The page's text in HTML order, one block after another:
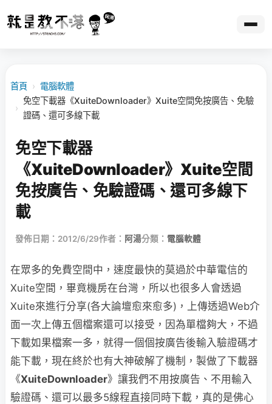
首頁 › 電腦軟體
›
免空下載器《XuiteDownloader》Xuite空間免按廣告、免驗
證碼、還可多線下載
免空下載器
《XuiteDownloader》Xuite空間
免按廣告、免驗證碼、還可多線下
載
發佈日期：2012/6/29作者： 阿湯分類： 電腦軟體
在眾多的免費空間中，速度最快的莫過於中華電信的
Xuite空間，畢竟機房在台灣，所以也很多人會透過
Xuite來進行分享(各大論壇愈來愈多)，上傳透過Web介
面一次上傳五個檔案還可以接受，因為單檔夠大，不過
下載如果檔案一多，就得一個個按廣告後輸入驗證碼才
能下載，現在終於也有大神破解了機制，製做了下載器
《XuiteDownloader》讓我們不用按廣告、不用輸入
驗證碼、還可以最多5線程直接同時下載，真的是佛心